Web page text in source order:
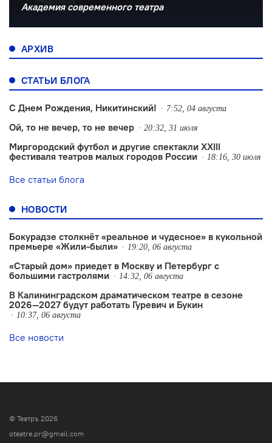
Академия современного театра
АРХИВ
СТАТЬИ БЛОГА
С Днем Рождения, Никитинский! 7:52, 04 августа
Ой, то не вечер, то не вечер 20:32, 31 июля
Миргородский футбол и другие спектакли XXIII
фестиваля театров малых городов России
18:16, 30 июля
Все статьи блога
НОВОСТИ
Бокурадзе столкнëт «реальное и чудесное» в кукольной
премьере «Жили-были»
19:20, 06 августа
«Старый дом» приедет в Москву и Петербург с
большими гастролями
14:32, 06 августа
В Калининградском драматическом театре в сезоне
2026—2027 будут работать Гуревич и Букин
10:37, 06 августа
Все новости
© Театръ 2026
oteatre.pr@gmail.com